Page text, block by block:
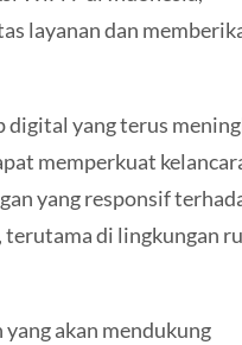
layanan dan
digital yang terus
memperkuat
yang responsif
di lingkungan
akan mendukung